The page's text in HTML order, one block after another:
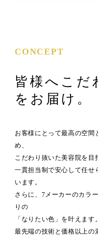
CONCEPT
皆様へこだ
をお届け。
お客様にとって最高の空間
め、
こだわり抜いた美容院を目
一貫担当制で安心して任せ
います。
さらに、7メーカーのカラ
りの
「なりたい色」を叶えます。
最先端の技術と価格以上の